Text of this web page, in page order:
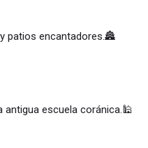
patios encantadores.🏯
antigua escuela coránica.🕌